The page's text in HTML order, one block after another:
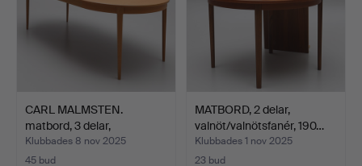
CARL MALMSTEN.
matbord, 3 delar,
"Herrgård…
Klubbades 8 nov 2025
45 bud
MATBORD, 2 delar,
valnöt/valnötsfanér, 190…
Klubbades 1 nov 2025
23 bud